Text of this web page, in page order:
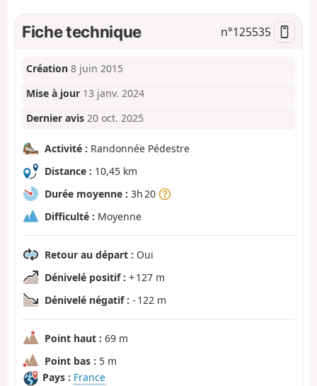
Fiche technique n°125535
Création 8 juin 2015
Mise à jour 13 janv. 2024
Dernier avis 20 oct. 2025
Activité : Randonnée Pédestre
Distance : 10,45 km
Durée moyenne : 3h 20
Difficulté : Moyenne
Retour au départ : Oui
Dénivelé positif : + 127 m
Dénivelé négatif : - 122 m
Point haut : 69 m
Point bas : 5 m
Pays : France